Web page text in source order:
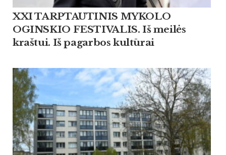
XXI TARPTAUTINIS MYKOLO
OGINSKIO FESTIVALIS. Iš meilės
kraštui. Iš pagarbos kultūrai